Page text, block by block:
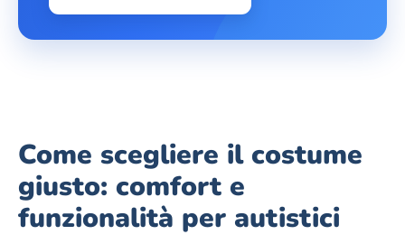
Come scegliere il costume
giusto: comfort e
funzionalità per autistici